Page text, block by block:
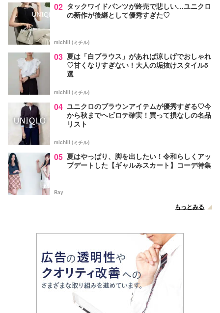
02 タックワイドパンツが終売で悲しい…ユニクロ
の新作が後継として優秀すぎた♡
michill (ミチル)
03 夏は「白ブラウス」があれば涼しげでおしゃれ
♡甘くなりすぎない！大人の垢抜けスタイル5
選
michill (ミチル)
04 ユニクロのブラウンアイテムが優秀すぎる♡今
から秋までヘビロテ確実！買って損なしの名品
リスト
michill (ミチル)
05 夏はやっぱり、脚を出したい！令和らしくアッ
プデートした【ギャルみスカート】コーデ特集
Ray
もっとみる